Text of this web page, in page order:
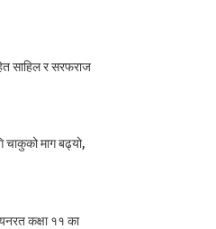
साहिल र सरफराज
चाकुको माग बढ्यो,
कक्षा ११ का